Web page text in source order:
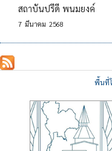
สถาบันปรีดี พนมยงค์
7 มีนาคม 2568
พื้นที่